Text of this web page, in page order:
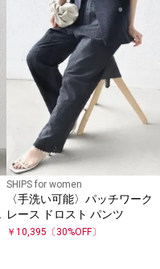
SHIPS for women
〈手洗い可能〉パッチワーク
レース ドロスト パンツ
￥ 10,395 〔 30%OFF〕